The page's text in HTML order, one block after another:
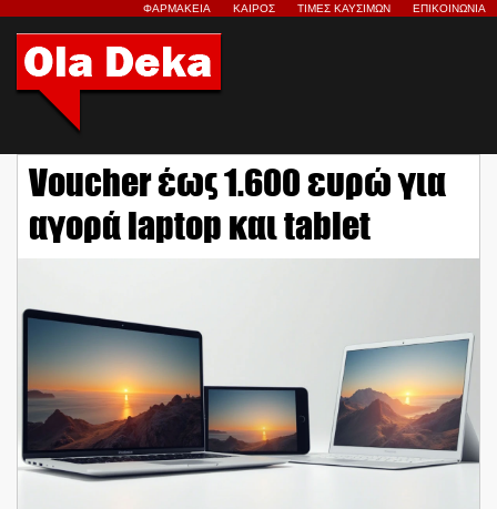
ΦΑΡΜΑΚΕΙΑ ΚΑΙΡΟΣ ΤΙΜΕΣ ΚΑΥΣΙΜΩΝ ΕΠΙΚΟΙΝΩΝΙΑ
Voucher έως 1.600 ευρώ για
αγορά laptop και tablet